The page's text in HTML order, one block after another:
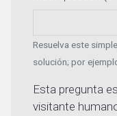
Resuelva este
solución; por
Esta pregunta
visitante